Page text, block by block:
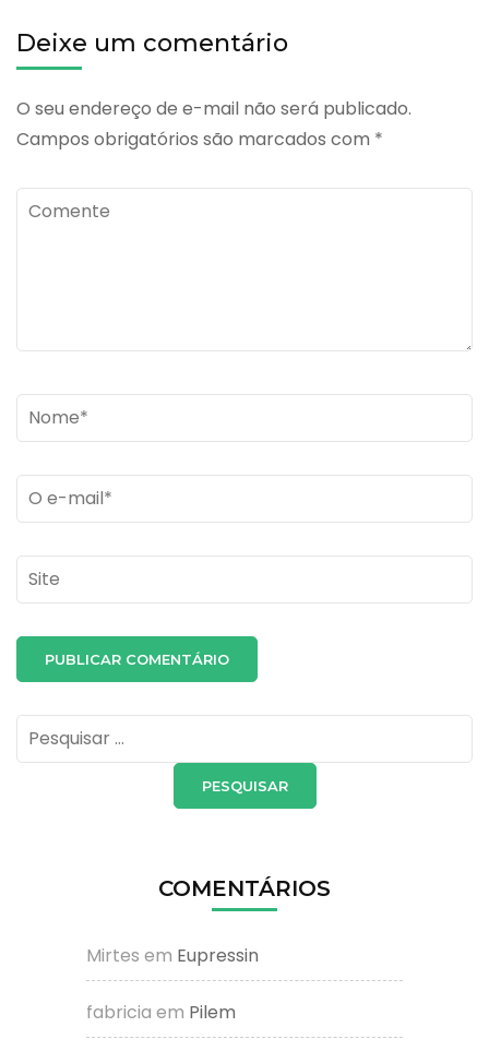
Deixe um comentário
O seu endereço de e-mail não será publicado.
Campos obrigatórios são marcados com *
Comente
Name*
Email *
Site
Pesquisar
por:
COMENTÁRIOS
Mirtes em Eupressin
fabricia em Pilem